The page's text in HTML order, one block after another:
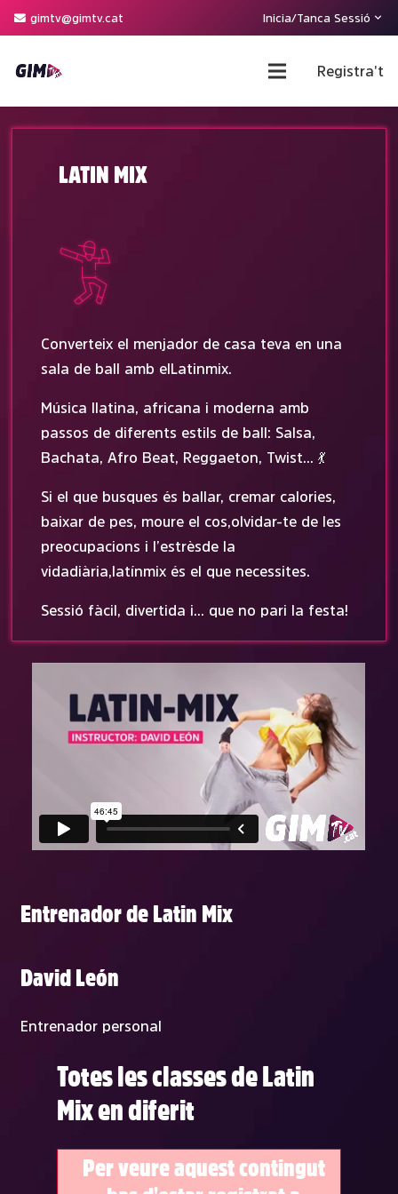
gimtv@gimtv.cat Inicia/Tanca Sessió
Registra't
LATIN MIX
Converteix el menjador de casa teva en una
sala de ball amb el Latin mix.
Música llatina, africana i moderna amb
passos de diferents estils de ball: Salsa,
Bachata, Afro Beat, Reggaeton, Twist… 💃
Si el que busques és ballar, cremar calories,
baixar de pes, moure el cos, olvidar-te de les
preocupacions i l’estrès de la
vida diària, latín mix és el que necessites.
Sessió fàcil, divertida i… que no pari la festa!
Entrenador de Latin Mix
David León
Entrenador personal
Totes les classes de Latin
Mix en diferit
Per veure aquest contingut